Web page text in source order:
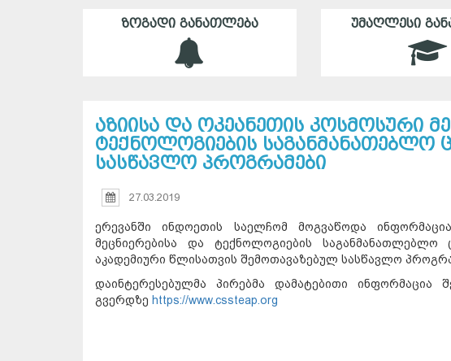
ᲖᲝᲒᲐᲓᲘ ᲒᲐᲜᲐᲗᲚᲔᲑᲐ ᲣᲛᲐᲦᲚᲔᲡᲘ
აზიისა და ოკეანეთის კოსმოსური
ტექნოლოგიების საგანმანათებლო
სასწავლო პროგრამები
27.03.2019
ერევანში ინდოეთის საელჩომ მოგვაწოდა
მეცნიერებისა და ტექნოლოგიების საგანმანათლებლო
აკადემიური წლისათვის შემოთავაზებულ სასწავლო
დაინტერესებულმა პირებმა დამატებითი ინფორმაცია
გვერდზე https://www.cssteap.org